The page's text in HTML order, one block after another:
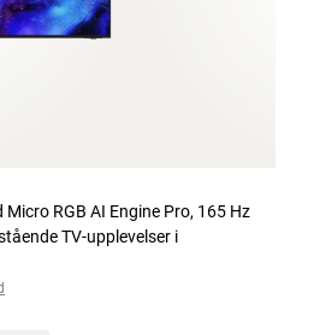
RGB AI Engine Pro, 165 Hz
TV-upplevelser i